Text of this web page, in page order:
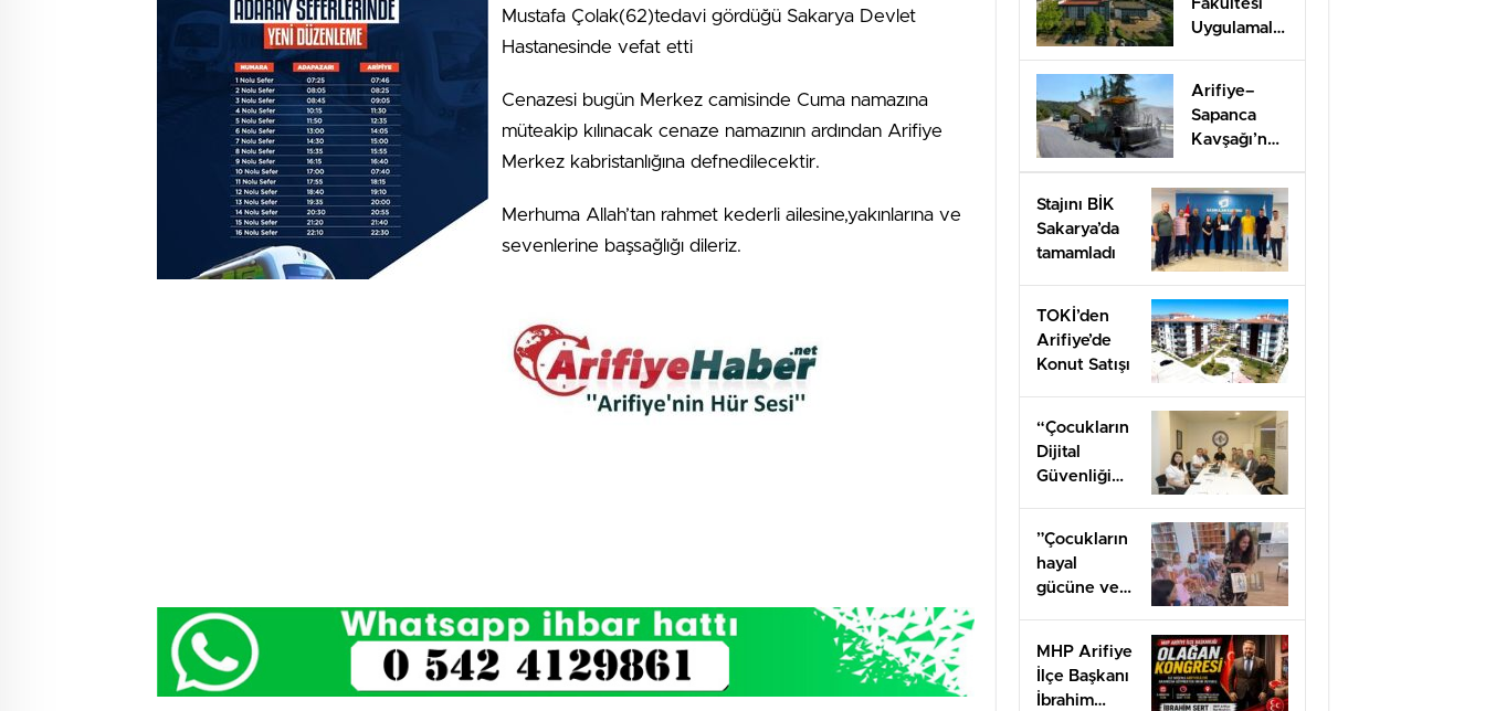
Mustafa Çolak(62)tedavi gördüğü Sakarya Devlet
Hastanesinde vefat etti
Cenazesi bugün Merkez camisinde Cuma namazına
müteakip kılınacak cenaze namazının ardından Arifiye
Merkez kabristanlığına defnedilecektir.
Merhuma Allah’tan rahmet kederli ailesine,yakınlarına ve
sevenlerine başsağlığı dileriz.
Fakültesi
Uygulamalı
Hazırlıyor
Arifiye–
Sapanca
Kavşağı’nda
çalışması
Stajını BİK
Sakarya’da
tamamladı
TOKİ’den
Arifiye’de
Konut Satışı
“Çocukların
Dijital
Güvenliği
”Çocukların
hayal
gücüne ve
ev sahipliği
yaptı.”
MHP Arifiye
İlçe Başkanı
İbrahim